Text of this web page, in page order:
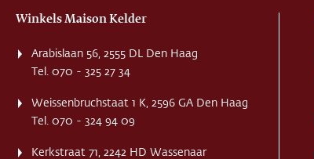
Winkels Maison Kelder
Arabislaan 56, 2555 DL Den Haag
Tel. 070 - 325 27 34
Weissenbruchstaat 1 K, 2596 GA Den Haag
Tel. 070 - 324 94 09
Kerkstraat 71, 2242 HD Wassenaar